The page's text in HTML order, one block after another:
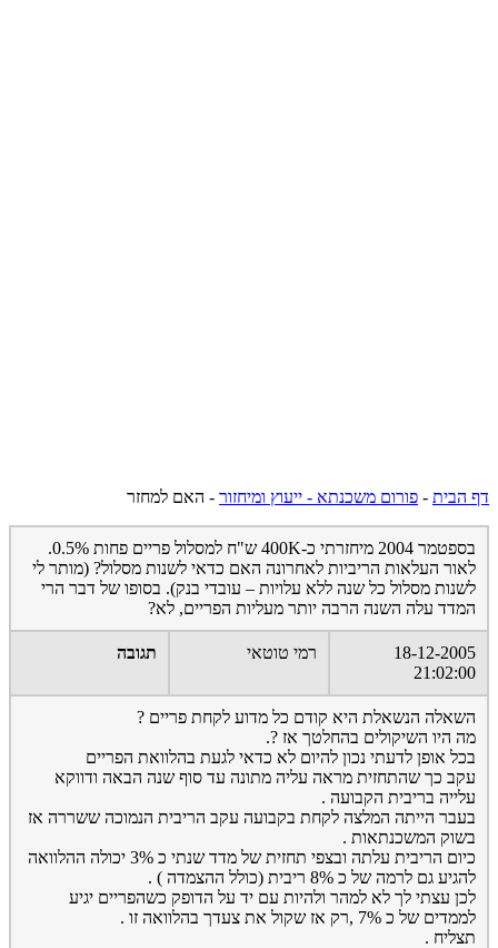
דף הבית - פורום משכנתא - ייעוץ ומיחזור - האם למחזר
בספטמר 2004 מיחזרתי כ-400K ש"ח למסלול פריים פחות 0.5%.
לאור העלאות הריביות לאחרונה האם כדאי לשנות מסלול? (מותר לי
לשנות מסלול כל שנה ללא עלויות – עובדי בנק). בסופו של דבר הרי
המדד עלה השנה הרבה יותר מעליות הפריים, לא?
18-12-2005
21:02:00
רמי טוטאי תגובה
השאלה הנשאלת היא קודם כל מדוע לקחת פריים ?
מה היו השיקולים בהחלטך אז ?.
בכל אופן לדעתי נכון להיום לא כדאי לגעת בהלוואת הפריים
עקב כך שהתחזית מראה עליה מתונה עד סוף שנה הבאה ודווקא
עלייה בריבית הקבועה .
בעבר הייתה המלצה לקחת בקבועה עקב הריבית הנמוכה ששררה אז
בשוק המשכנתאות .
כיום הריבית עלתה ובצפי תחזית של מדד שנתי כ 3% יכולה ההלוואה
להגיע גם לרמה של כ 8% ריבית (כולל ההצמדה ) .
לכן עצתי לך לא למהר ולהיות עם יד על הדופק כשהפריים יגיע
לממדים של כ 7% ,רק אז שקול את צעדך בהלוואה זו .
תצליח .